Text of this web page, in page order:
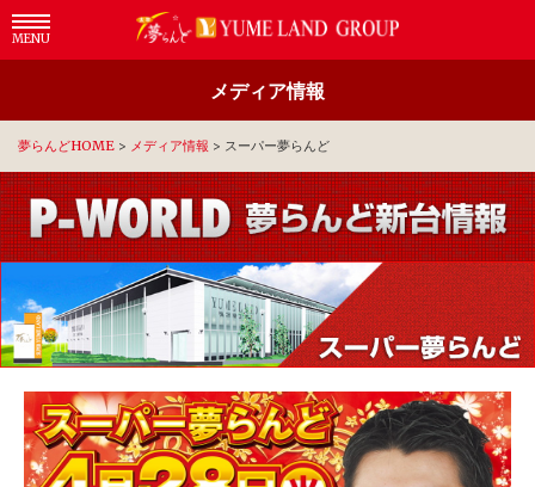
MENU
メディア情報
夢らんどHOME > メディア情報 > スーパー夢らんど